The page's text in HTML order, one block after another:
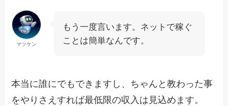
マツケン
もう一度言います。ネットで稼ぐ
ことは簡単なんです。
本当に誰にでもできますし、ちゃんと教わった事
をやりさえすれば最低限の収入は見込めます。